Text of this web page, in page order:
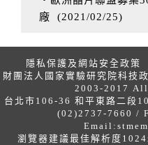
廠 (2021/02/25)
隱私保護及網站安全政策
財團法人國家實驗研究院科技
2003-2017
台北市106-36 和平東路二段
(02)2737-7660 /
Email:
瀏覽器建議最佳解析度